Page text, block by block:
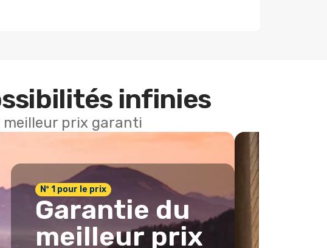
infinies
meilleur prix garanti
Nº 1 pour le prix
Garantie du
meilleur prix